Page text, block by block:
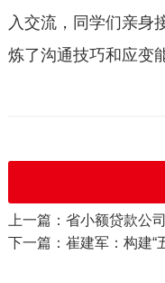
入交流，同学们亲身
炼了沟通技巧和应变
下一篇：崔建军：构建“